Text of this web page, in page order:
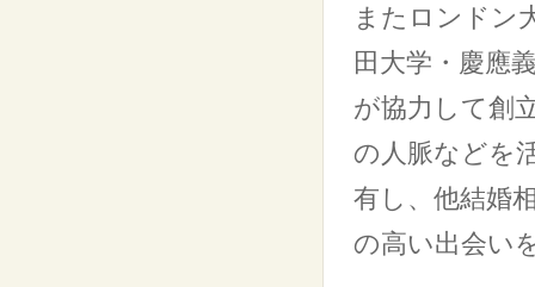
またロンドン
田大学・慶應
が協力して創
の人脈などを
有し、他結婚
の高い出会い